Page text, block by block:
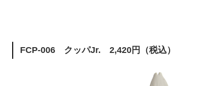
FCP-006 クッパJr. 2,420円（税込）